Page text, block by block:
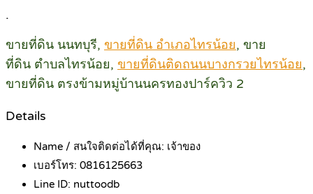
.
ขายที่ดิน นนทบุรี, ขายที่ดิน อำเภอไทรน้อย, ขาย
ที่ดิน ตำบลไทรน้อย, ขายที่ดินติดถนนบางกรวยไทรน้อย,
ขายที่ดิน ตรงข้ามหมู่บ้านนครทองปาร์ควิว 2
Details
Name / สนใจติดต่อได้ที่คุณ: เจ้าของ
เบอร์โทร: 0816125663
Line ID: nuttoodb